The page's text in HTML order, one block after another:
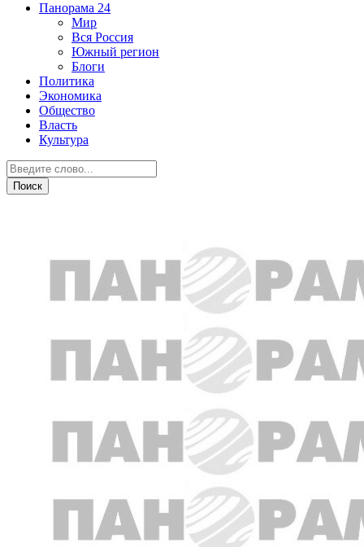
Панорама 24
Мир
Вся Россия
Южный регион
Блоги
Политика
Экономика
Общество
Власть
Культура